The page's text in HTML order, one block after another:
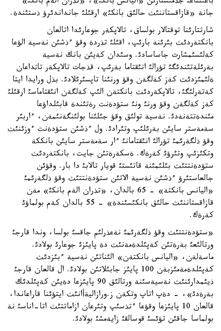
جانة «قازاقستاننئث حالئق بانكئ» ارقئلئ جانداندئرؤ ذستئندة.
شارتتارئنا توقتالار بولساق، تالاپكةر جوعارئدا اتالعان
بانكتةردئث بئرئنة بارئپ، اقئلئ تذردة وقؤ ءذشئن نةسية الؤعا
كةلئسئمشارت جاساسادئ. وسئدان كةيئن بانك نةسية
بةرئلةتئندئگئ تؤرالئ انئقتاما بةرئپ، قذجات تالاپكةر تاثداعان
ةلئمئزدئث كةز كةلگةن وقؤ ورنئنا تاپسئرئلادئ. بذل ورايدا ايتا
كةتةرلئگئ، تالاپكةردئث بانكتةن الئپ كةلگةن انئقتاماسئ ارقئلئ
كةز كةلگةن وقؤ ورنئ ونئ ستؤدةنت رةتئندة قابئلداؤعا
مئندةتتةنةدئ. نةسية تولئق وقؤ جئلئنا بولئنگةنئمةن، ءاربئر
سةمةستر سايئن بةرئلئپ وتئرادئ. ول ءذشئن ستؤدةنت ءوزئنئث
وقؤ ذلگةرئمئ تؤرالئ انئقتامانئ ءار سةمةستر سايئن بانككة
وتكئزئپ وتئرؤئ كةرةك. ةسكةرةتئن جايت، بانكتةردئث
ستؤدةنتتئث بئلئمئنة قاتئستئ قويار تالابئ دا بار. وقؤئن
جالعاستئرؤ ءذشئن نةسية الاتئن ستؤدةنتتئث وقؤ ذلگةرئمئ
«اليانس بانكتة» - 65 بالدان، «تذران الةم بانكئ» مةن
قازاقستاننئث حالئق بانكئسئندة» - 55 بالدان كةم بولماؤئ
كةرةك.
«ستؤدةنتتئث وقؤ ذلگةرئمئ نةعذرلئم جاقسئ بولسا، وندا قارجئ
ورتالئعئ بةرةتئن كةپئلدةمةنئث دة پايئزئ جوعارئ بولادئ.
ماسةلةن، «اليانس بانكتةن» الئناتئن نةسية ءبئزدئث
كةپئلدةمةمئزبةن 100 پايئز جابئلاتئن بولادئ. ال قالعان قارجئ
ذيئمدارئنئث نةسيةسئنة ورتالئق 90 پايئزعا دةيئن كةپئلدئك
بةرةدئ»، - دةپ اتاپ وتكةن ز.ورازاليةأانئث ايتؤئنا قاراعاندا،
قالعان 10 پايئزعا وقؤعا ءتذسئپ وتئرعان ازاماتتئث اتا-اناسئ نة
بولماسا جاقئن تؤئسئ قوسالقئ زايةمشئ بولادئ.